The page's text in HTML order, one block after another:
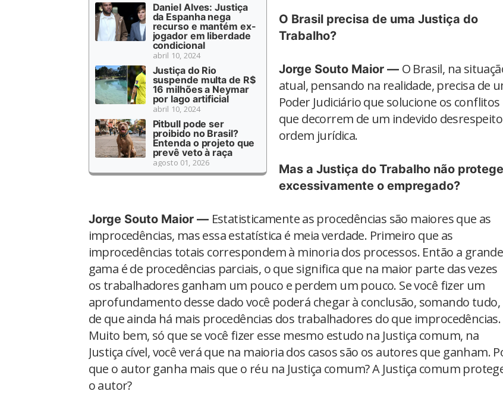
Daniel Alves: Justiça
da Espanha nega
recurso e mantém ex-
jogador em liberdade
condicional
abril 10, 2024
Justiça do Rio
suspende multa de R$
16 milhões a Neymar
por lago artificial
abril 10, 2024
Pitbull pode ser
proibido no Brasil?
Entenda o projeto que
prevê veto à raça
agosto 01, 2026
O Brasil precisa de uma Justiça do
Trabalho?
Jorge Souto Maior — O Brasil, na
atual, pensando na realidade, precisa de
Poder Judiciário que solucione os conflitos
que decorrem de um indevido
ordem jurídica.
Mas a Justiça do Trabalho não protege
excessivamente o empregado?
Jorge Souto Maior — Estatisticamente as procedências são maiores que as
improcedências, mas essa estatística é meia verdade. Primeiro que as
improcedências totais correspondem à minoria dos processos. Então a grande
gama é de procedências parciais, o que significa que na maior parte das vezes
os trabalhadores ganham um pouco e perdem um pouco. Se você fizer um
aprofundamento desse dado você poderá chegar à conclusão, somando tudo,
de que ainda há mais procedências dos trabalhadores do que improcedências.
Muito bem, só que se você fizer esse mesmo estudo na Justiça comum, na
Justiça cível, você verá que na maioria dos casos são os autores que ganham.
que o autor ganha mais que o réu na Justiça comum? A Justiça comum
o autor?